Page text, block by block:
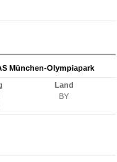
München-Olympiapark
Land
BY